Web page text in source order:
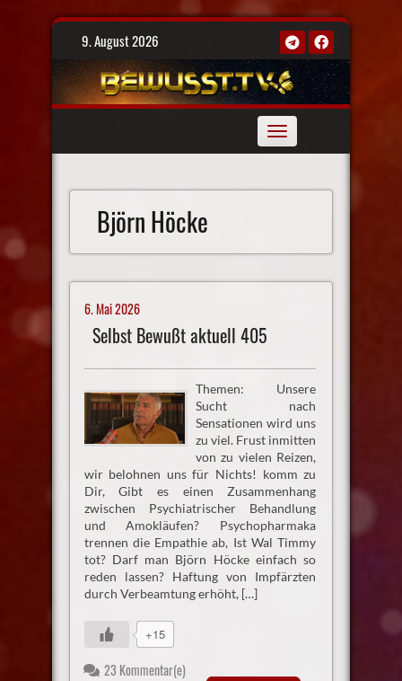
Skip
9. August 2026
Toggle
navigation
Björn Höcke
6. Mai 2026
Selbst Bewußt aktuell 405
Themen: Unsere
Sucht nach
Sensationen wird uns
zu viel. Frust inmitten
von zu vielen Reizen,
wir belohnen uns für Nichts! komm zu
Dir, Gibt es einen Zusammenhang
zwischen Psychiatrischer Behandlung
und Amokläufen? Psychopharmaka
trennen die Empathie ab, Ist Wal Timmy
tot? Darf man Björn Höcke einfach so
reden lassen? Haftung von Impfärzten
durch Verbeamtung erhöht, […]
+15
23 Kommentar(e)